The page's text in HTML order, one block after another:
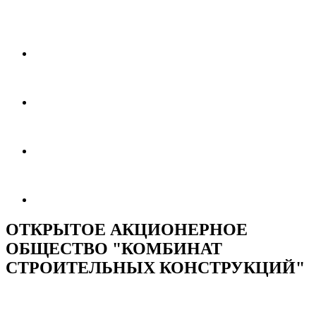
ОТКРЫТОЕ АКЦИОНЕРНОЕ
ОБЩЕСТВО "КОМБИНАТ
СТРОИТЕЛЬНЫХ КОНСТРУКЦИЙ"